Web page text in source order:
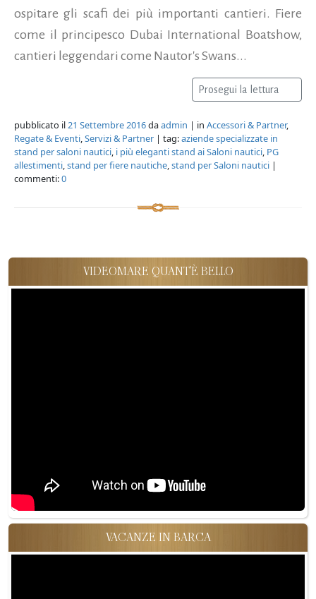
ospitare gli scafi dei più importanti cantieri. Fiere
come il principesco Dubai International Boatshow,
cantieri leggendari come Nautor's Swans...
Prosegui la lettura
pubblicato il21 Settembre 2016daadmin | in Accessori & Partner,
Regate & Eventi,Servizi & Partner | tag:aziende specializzate in
stand per saloni nautici, i più eleganti stand ai Saloni nautici, PG
allestimenti,stand per fiere nautiche,stand per Saloni nautici |
commenti:0
VIDEOMARE QUANT'È BELLO
VACANZE IN BARCA